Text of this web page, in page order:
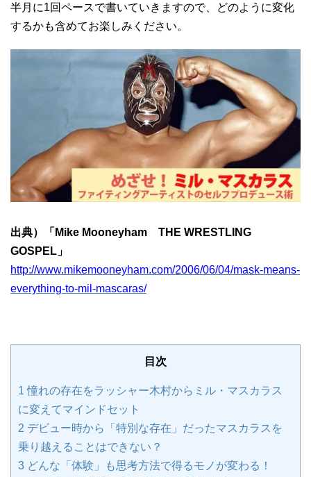
半月に1回ペースで書いていきますので、どのように変化
するかも含めてお楽しみください。
出典）「Mike Mooneyham THE WRESTLING
GOSPEL」
http://www.mikemooneyham.com/2006/06/04/mask-means-
everything-to-mil-mascaras/
目次
1 憧れの存在をラッシャー木村からミル・マスカラス
に変えてマインドセット
2 デビュー時から「特別な存在」だったマスカラスを
乗り越えることはできない？
3 どんな「体験」も思考方法で得るモノが変わる！